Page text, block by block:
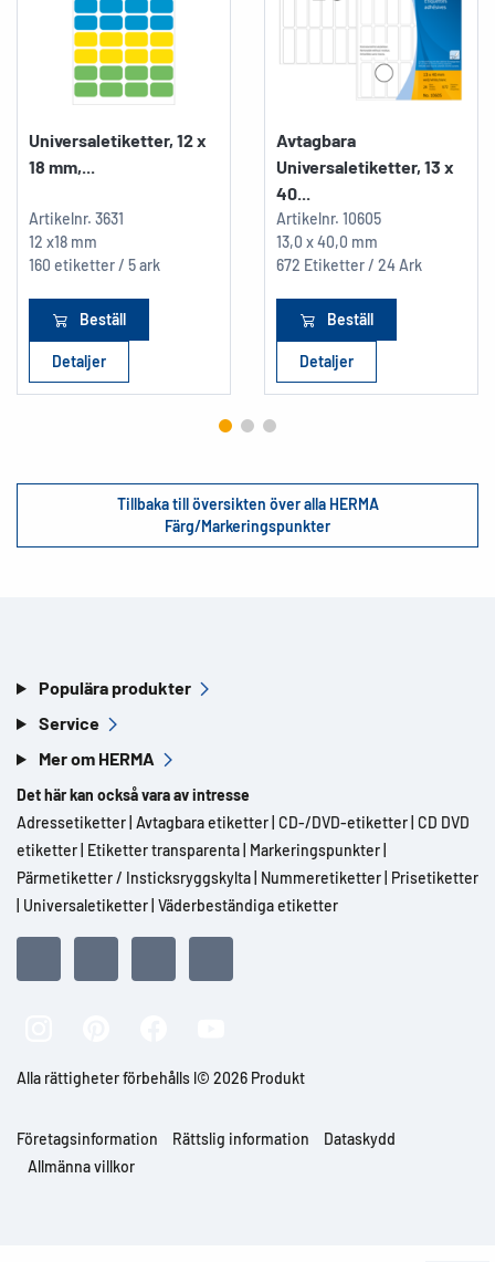
Universaletiketter, 12 x
18 mm,...
Artikelnr. 3631
12 x18 mm
160 etiketter / 5 ark
Beställ
Detaljer
Avtagbara
Universaletiketter, 13 x
40...
Artikelnr. 10605
13,0 x 40,0 mm
672 Etiketter / 24 Ark
Beställ
Detaljer
Tillbaka till översikten över alla HERMA
Färg/Markeringspunkter
Populära produkter
Service
Mer om HERMA
Det här kan också vara av intresse
Adressetiketter Avtagbara etiketter CD-/DVD-etiketter CD DVD
etiketter Etiketter transparenta Markeringspunkter
Pärmetiketter / Insticksryggskylta Nummeretiketter Prisetiketter
Universaletiketter Väderbeständiga etiketter
Alla rättigheter förbehålls l© 2026 Produkt
Företagsinformation Rättslig information
Dataskydd
Allmänna villkor